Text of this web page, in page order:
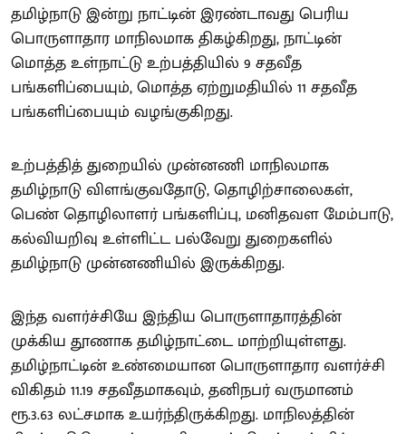
தமிழ்நாடு இன்று நாட்டின் இரண்டாவது பெரிய
பொருளாதார மாநிலமாக திகழ்கிறது, நாட்டின்
மொத்த உள்நாட்டு உற்பத்தியில் 9 சதவீத
பங்களிப்பையும், மொத்த ஏற்றுமதியில் 11 சதவீத
பங்களிப்பையும் வழங்குகிறது.
உற்பத்தித் துறையில் முன்னணி மாநிலமாக
தமிழ்நாடு விளங்குவதோடு, தொழிற்சாலைகள்,
பெண் தொழிலாளர் பங்களிப்பு, மனிதவள மேம்பாடு,
கல்வியறிவு உள்ளிட்ட பல்வேறு துறைகளில்
தமிழ்நாடு முன்னணியில் இருக்கிறது.
இந்த வளர்ச்சியே இந்திய பொருளாதாரத்தின்
முக்கிய தூணாக தமிழ்நாட்டை மாற்றியுள்ளது.
தமிழ்நாட்டின் உண்மையான பொருளாதார வளர்ச்சி
விகிதம் 11.19 சதவீதமாகவும், தனிநபர் வருமானம்
ரூ.3.63 லட்சமாக உயர்ந்திருக்கிறது. மாநிலத்தின்